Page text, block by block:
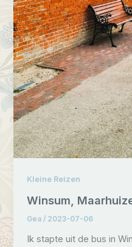
Kleine Reizen
Winsum,
Gea / 2023-07-06
Ik stapte uit de bus in